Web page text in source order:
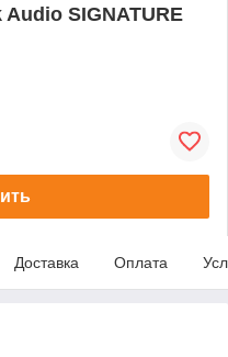
SIGNATURE
Доставка Оплата